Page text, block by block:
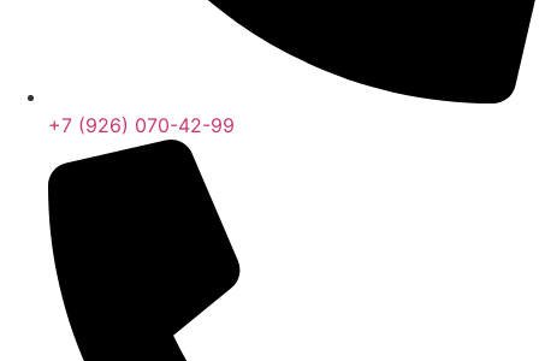
г.Ивантеевка, ул.Трудовая, д.17А.
+7 (926) 070-42-99